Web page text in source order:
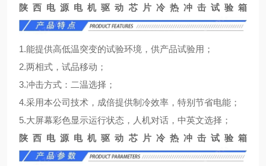
陕西电源电机驱动芯片冷热冲击试验箱
1.能提供高低温突变的试验环境，供产品试验用；
2.两相式，试品移动；
3.冲击方式：二温选择；
4.采用本公司技术，成倍提供制冷效率，特别节省电能；
5.大屏幕彩色显示运行状态，人机对话，中英文选择；
陕西电源电机驱动芯片冷热冲击试验箱